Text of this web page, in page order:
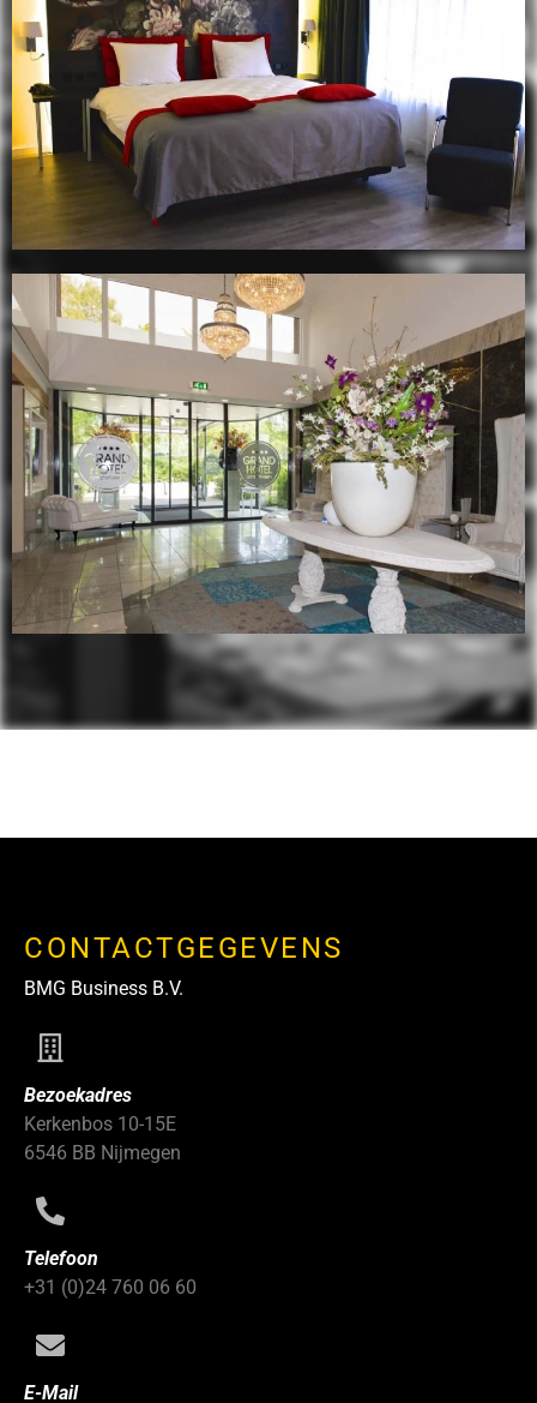
CONTACTGEGEVENS
BMG Business B.V.
Bezoekadres
Kerkenbos 10-15E
6546 BB Nijmegen
Telefoon
+31 (0)24 760 06 60
E-Mail